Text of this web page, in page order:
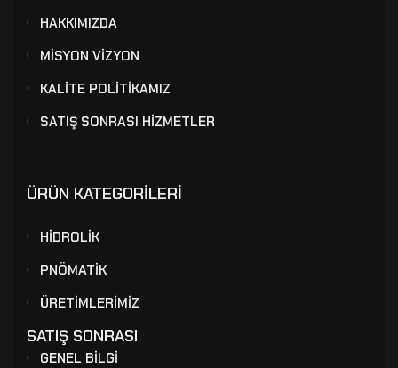
HAKKIMIZDA
MİSYON VİZYON
KALİTE POLİTİKAMIZ
SATIŞ SONRASI HİZMETLER
ÜRÜN KATEGORİLERİ
HİDROLİK
PNÖMATİK
ÜRETİMLERİMİZ
SATIŞ SONRASI
GENEL BİLGİ